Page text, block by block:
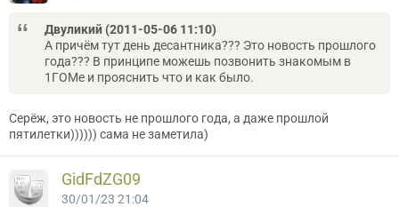
Двуликий (2011-05-06 11:10)
А причём тут день десантника??? Это новость прошлого
года??? В принципе можешь позвонить знакомым в
1ГОМе и прояснить что и как было.
Серёж, это новость не прошлого года, а даже прошлой
пятилетки)))))) сама не заметила)
GidFdZG09
30/01/23 21:04